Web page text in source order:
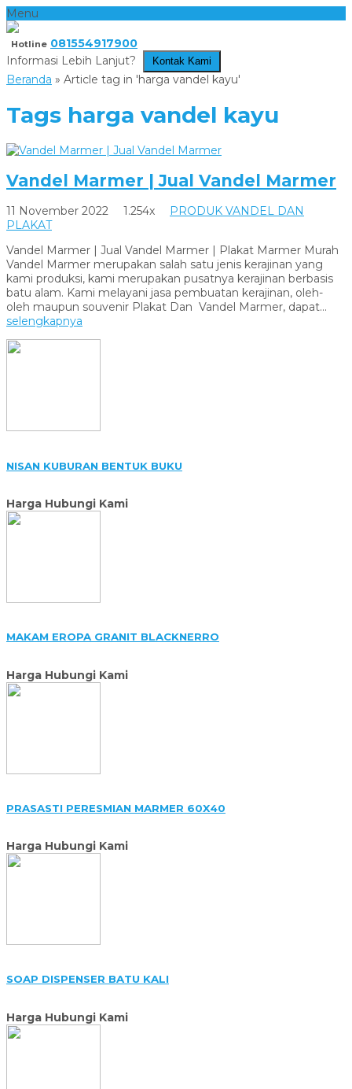
Menu
Hotline 081554917900
Informasi Lebih Lanjut?
Kontak Kami
Beranda » Article tag in 'harga vandel kayu'
Tags harga vandel kayu
Vandel Marmer | Jual Vandel Marmer
11 November 2022 1.254x
PRODUK VANDEL DAN
PLAKAT
Vandel Marmer | Jual Vandel Marmer | Plakat Marmer Murah
Vandel Marmer merupakan salah satu jenis kerajinan yang
kami produksi, kami merupakan pusatnya kerajinan berbasis
batu alam. Kami melayani jasa pembuatan kerajinan, oleh-
oleh maupun souvenir Plakat Dan Vandel Marmer, dapat...
selengkapnya
NISAN KUBURAN BENTUK BUKU
Harga Hubungi Kami
MAKAM EROPA GRANIT BLACKNERRO
Harga Hubungi Kami
PRASASTI PERESMIAN MARMER 60X40
Harga Hubungi Kami
SOAP DISPENSER BATU KALI
Harga Hubungi Kami